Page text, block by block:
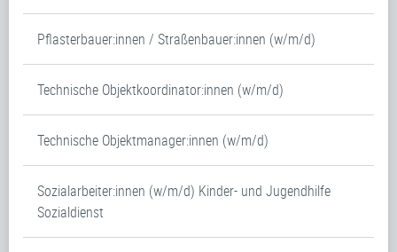
Pflasterbauer:innen / Straßenbauer:innen (w/m/d)
Technische Objektkoordinator:innen (w/m/d)
Technische Objektmanager:innen (w/m/d)
Sozialarbeiter:innen (w/m/d) Kinder- und Jugendhilfe
Sozialdienst